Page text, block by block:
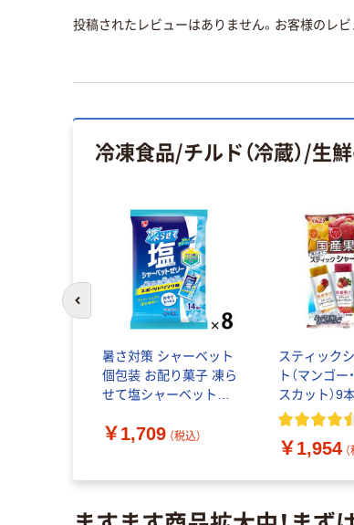
投稿されたレビューはありません。お客様のレ
冷凍食品/チルド（冷蔵）/生鮮
暑さ対策 シャーベット
個包装 お配り菓子 凍ら
せて塩シャーベットゼ
味 14個入 1セット（1袋
￥1,709 （税込）
スティック
ト（マンゴー
スカット）9
んこう シャ
￥1,954
前のスライドへ